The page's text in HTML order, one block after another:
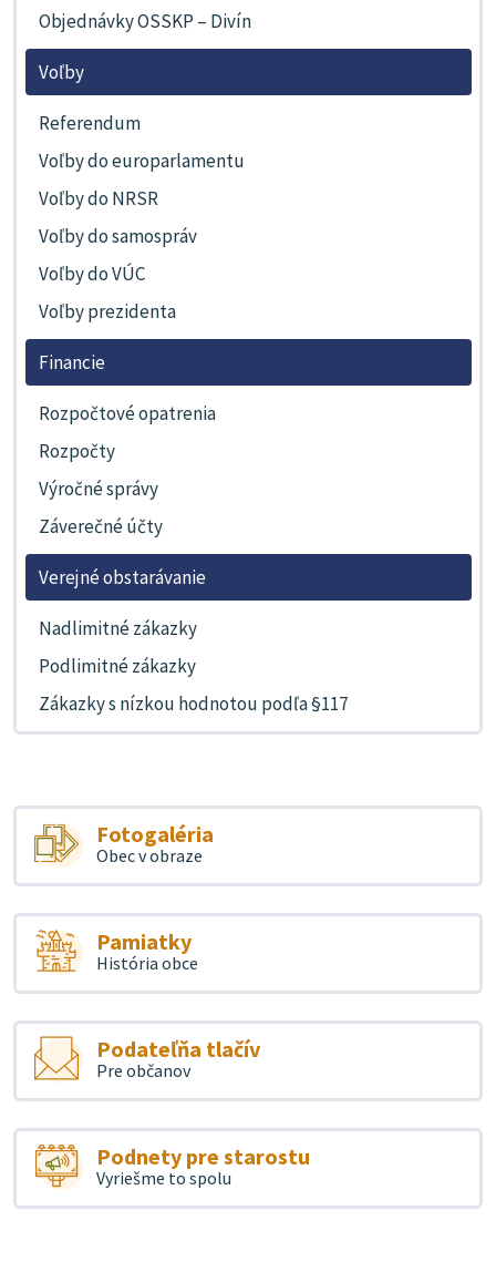
Objednávky OSSKP – Divín
Voľby
Referendum
Voľby do europarlamentu
Voľby do NRSR
Voľby do samospráv
Voľby do VÚC
Voľby prezidenta
Financie
Rozpočtové opatrenia
Rozpočty
Výročné správy
Záverečné účty
Verejné obstarávanie
Nadlimitné zákazky
Podlimitné zákazky
Zákazky s nízkou hodnotou podľa §117
Fotogaléria
Obec v obraze
Pamiatky
História obce
Podateľňa tlačív
Pre občanov
Podnety pre starostu
Vyriešme to spolu